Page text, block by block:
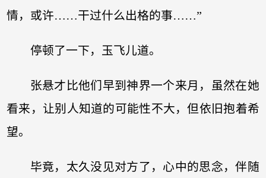
情，或许……干过什么出格的事……”
停顿了一下，玉飞儿道。
张悬才比他们早到神界一个来月，虽然在她
看来，让别人知道的可能性不大，但依旧抱着希
望。
毕竟，太久没见对方了，心中的思念，伴随